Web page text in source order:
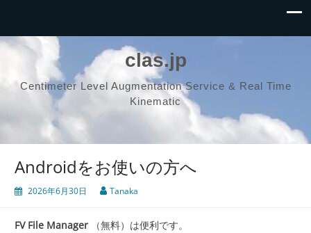
clas.jp
Centimeter Level Augmentation Service & Real Time
Kinematic
Androidをお使いの方へ
2026年6月30日 Tanaka
FV File Manager （無料）は便利です。